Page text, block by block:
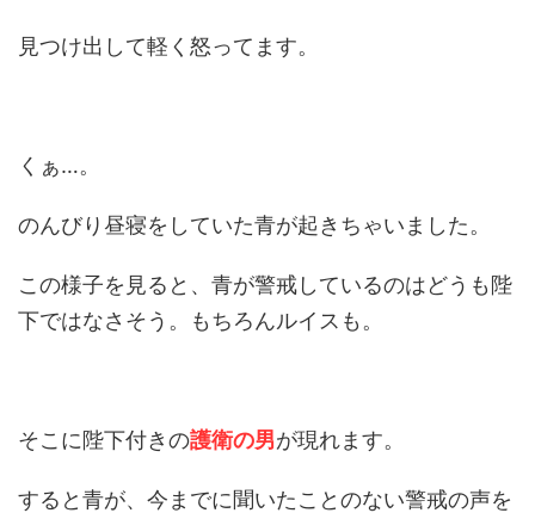
見つけ出して軽く怒ってます。
くぁ…。
のんびり昼寝をしていた青が起きちゃいました。
この様子を見ると、青が警戒しているのはどうも陛
下ではなさそう。もちろんルイスも。
そこに陛下付きの護衛の男が現れます。
すると青が、今までに聞いたことのない警戒の声を